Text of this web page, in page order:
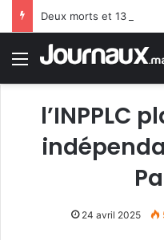
Menu
l’INPPLC
24 avril 2025